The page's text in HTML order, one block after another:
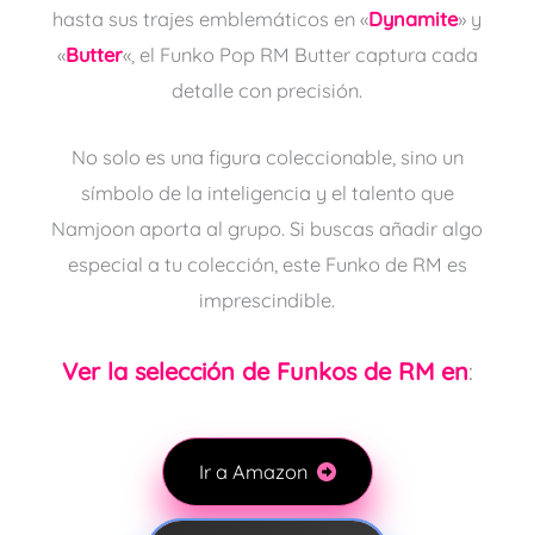
hasta sus trajes emblemáticos en «Dynamite» y
«Butter«, el Funko Pop RM Butter captura cada
detalle con precisión.
No solo es una figura coleccionable, sino un
símbolo de la inteligencia y el talento que
Namjoon aporta al grupo. Si buscas añadir algo
especial a tu colección, este Funko de RM es
imprescindible.
Ver la selección de Funkos de RM en:
Ir a Amazon